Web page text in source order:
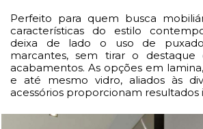
Perfeito para quem busca
características do estilo
deixa de lado o uso de
marcantes, sem tirar o destaque
acabamentos. As opções em
e até mesmo vidro, aliados às
acessórios proporcionam resultados